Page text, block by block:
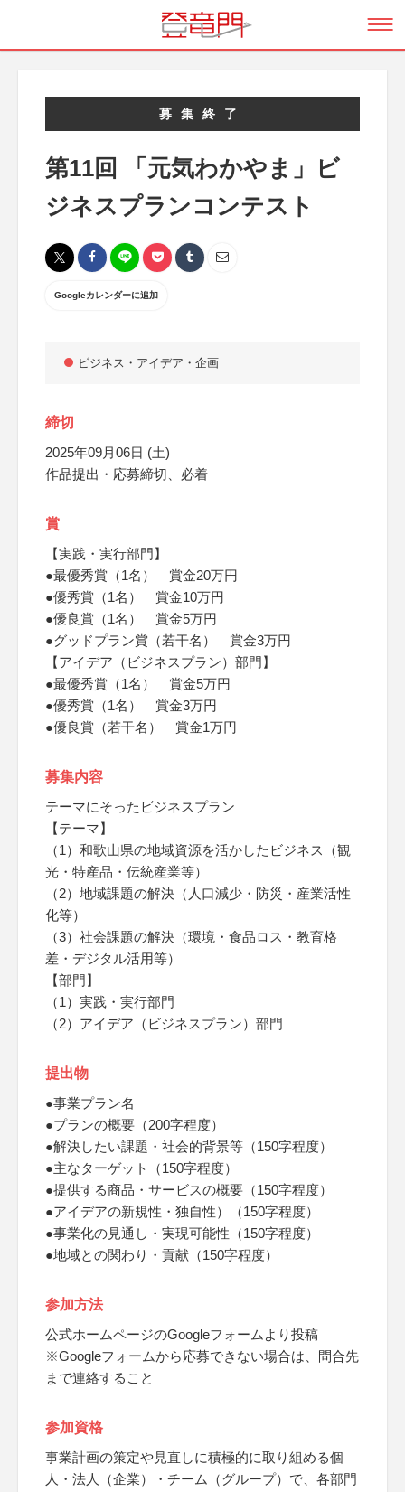
募集終了
第11回 「元気わかやま」ビ
ジネスプランコンテスト
Googleカレンダーに追加
ビジネス・アイデア・企画
締切
2025年09月06日 (土)
作品提出・応募締切、必着
賞
【実践・実行部門】
●最優秀賞（1名） 賞金20万円
●優秀賞（1名） 賞金10万円
●優良賞（1名） 賞金5万円
●グッドプラン賞（若干名） 賞金3万円
【アイデア（ビジネスプラン）部門】
●最優秀賞（1名） 賞金5万円
●優秀賞（1名） 賞金3万円
●優良賞（若干名） 賞金1万円
募集内容
テーマにそったビジネスプラン
【テーマ】
（1）和歌山県の地域資源を活かしたビジネス（観
光・特産品・伝統産業等）
（2）地域課題の解決（人口減少・防災・産業活性
化等）
（3）社会課題の解決（環境・食品ロス・教育格
差・デジタル活用等）
【部門】
（1）実践・実行部門
（2）アイデア（ビジネスプラン）部門
提出物
●事業プラン名
●プランの概要（200字程度）
●解決したい課題・社会的背景等（150字程度）
●主なターゲット（150字程度）
●提供する商品・サービスの概要（150字程度）
●アイデアの新規性・独自性）（150字程度）
●事業化の見通し・実現可能性（150字程度）
●地域との関わり・貢献（150字程度）
参加方法
公式ホームページのGoogleフォームより投稿
※Googleフォームから応募できない場合は、問合先
まで連絡すること
参加資格
事業計画の策定や見直しに積極的に取り組める個
人・法人（企業）・チーム（グループ）で、各部門